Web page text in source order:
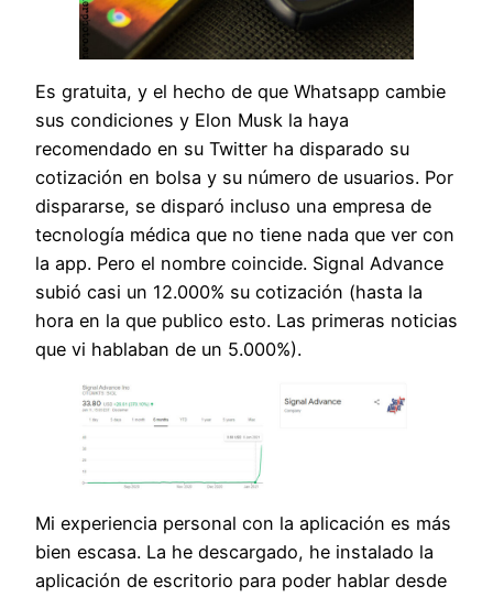
Es gratuita, y el hecho de que Whatsapp cambie
sus condiciones y Elon Musk la haya
recomendado en su Twitter ha disparado su
cotización en bolsa y su número de usuarios. Por
dispararse, se disparó incluso una empresa de
tecnología médica que no tiene nada que ver con
la app. Pero el nombre coincide. Signal Advance
subió casi un 12.000% su cotización (hasta la
hora en la que publico esto. Las primeras noticias
que vi hablaban de un 5.000%).
Mi experiencia personal con la aplicación es más
bien escasa. La he descargado, he instalado la
aplicación de escritorio para poder hablar desde